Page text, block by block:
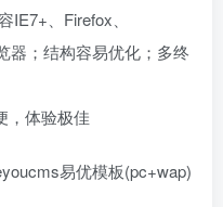
、Firefox、
器；结构容易优化；多终
，体验极佳